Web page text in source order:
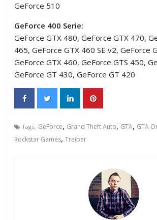
GeForce 510
GeForce 400 Serie:
GeForce GTX 480, GeForce GTX 470,
465, GeForce GTX 460 SE v2, GeForce
GeForce GTX 460, GeForce GTS 450,
GeForce GT 430, GeForce GT 420
Tags: GeForce, Grand Theft Auto, GTA, GTA
Rockstar Games,Treiber